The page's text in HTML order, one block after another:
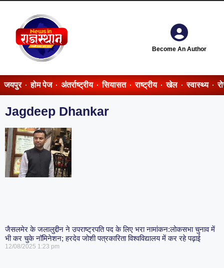
Become An Author
जयपुर होम पेज अंतर्राष्ट्रीय सियासत राष्ट्रीय खेल स्वास्थ्य
Jagdeep Dhankar
जैसलमेर के जलालुद्दीन ने उपराष्ट्रपति पद के लिए भरा नामांकन:लोकसभा चुनाव में
भी कर चुके नॉमिनेशन; हरदेव जोशी पत्रकारिता विश्वविद्यालय में कर रहे पढ़ाई
12/08/2025 1:23 pm